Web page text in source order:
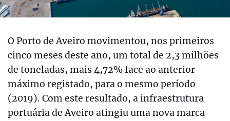
O Porto de Aveiro movimentou, nos primeiros
cinco meses deste ano, um total de 2,3 milhões
de toneladas, mais 4,72% face ao anterior
máximo registado, para o mesmo período
(2019). Com este resultado, a infraestrutura
portuária de Aveiro atingiu uma nova marca